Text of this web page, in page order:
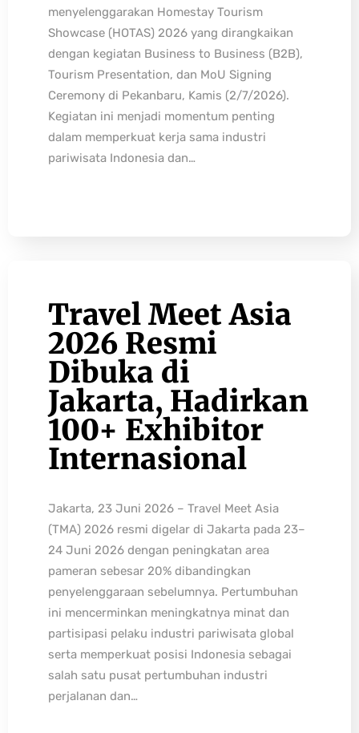
menyelenggarakan Homestay Tourism
Showcase (HOTAS) 2026 yang dirangkaikan
dengan kegiatan Business to Business (B2B),
Tourism Presentation, dan MoU Signing
Ceremony di Pekanbaru, Kamis (2/7/2026).
Kegiatan ini menjadi momentum penting
dalam memperkuat kerja sama industri
pariwisata Indonesia dan…
Travel Meet Asia
2026 Resmi
Dibuka di
Jakarta, Hadirkan
100+ Exhibitor
Internasional
Jakarta, 23 Juni 2026 – Travel Meet Asia
(TMA) 2026 resmi digelar di Jakarta pada 23–
24 Juni 2026 dengan peningkatan area
pameran sebesar 20% dibandingkan
penyelenggaraan sebelumnya. Pertumbuhan
ini mencerminkan meningkatnya minat dan
partisipasi pelaku industri pariwisata global
serta memperkuat posisi Indonesia sebagai
salah satu pusat pertumbuhan industri
perjalanan dan…